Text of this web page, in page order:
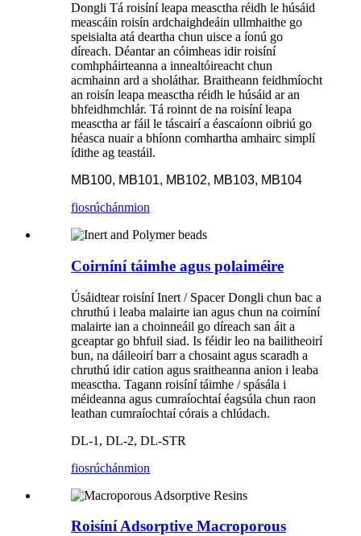
Dongli Tá roisíní leapa measctha réidh le húsáid
meascáin roisín ardchaighdeáin ullmhaithe go
speisialta atá deartha chun uisce a íonú go
díreach. Déantar an cóimheas idir roisíní
comhpháirteanna a innealtóireacht chun
acmhainn ard a sholáthar. Braitheann feidhmíocht
an roisín leapa measctha réidh le húsáid ar an
bhfeidhmchlár. Tá roinnt de na roisíní leapa
measctha ar fáil le táscairí a éascaíonn oibriú go
héasca nuair a bhíonn comhartha amhairc simplí
ídithe ag teastáil.
MB100, MB101, MB102, MB103, MB104
fiosrúchánmion
Coirníní táimhe agus polaiméire
Úsáidtear roisíní Inert / Spacer Dongli chun bac a
chruthú i leaba malairte ian agus chun na coirníní
malairte ian a choinneáil go díreach san áit a
gceaptar go bhfuil siad. Is féidir leo na bailitheoirí
bun, na dáileoirí barr a chosaint agus scaradh a
chruthú idir cation agus sraitheanna anion i leaba
measctha. Tagann roisíní táimhe / spásála i
méideanna agus cumraíochtaí éagsúla chun raon
leathan cumraíochtaí córais a chlúdach.
DL-1, DL-2, DL-STR
fiosrúchánmion
Roisíní Adsorptive Macroporous